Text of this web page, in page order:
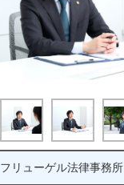
フリューゲル法律事務所